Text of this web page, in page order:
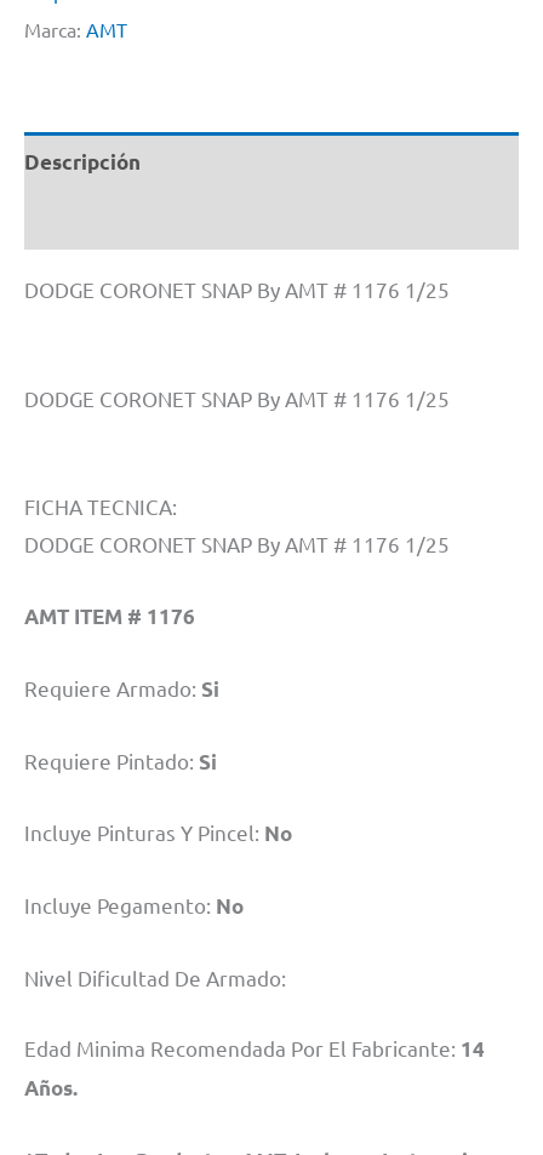
Marca: AMT
Descripción
DODGE CORONET SNAP By AMT # 1176 1/25
DODGE CORONET SNAP By AMT # 1176 1/25
FICHA TECNICA:
DODGE CORONET SNAP By AMT # 1176 1/25
AMT ITEM # 1176
Requiere Armado: Si
Requiere Pintado: Si
Incluye Pinturas Y Pincel: No
Incluye Pegamento: No
Nivel Dificultad De Armado:
Edad Minima Recomendada Por El Fabricante: 14
Años.